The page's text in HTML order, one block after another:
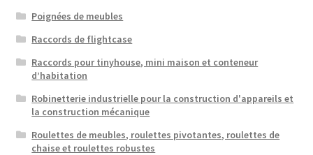
Poignées de meubles
Raccords de flightcase
Raccords pour tinyhouse, mini maison et conteneur
d’habitation
Robinetterie industrielle pour la construction d'appareils et
la construction mécanique
Roulettes de meubles, roulettes pivotantes, roulettes de
chaise et roulettes robustes